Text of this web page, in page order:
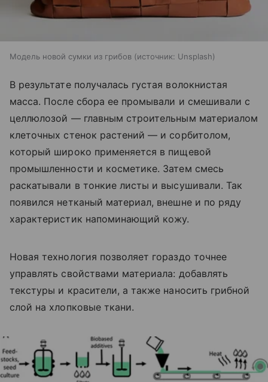
Модель новой сумки из грибов источник: Unsplash
В результате получалась густая волокнистая
масса. После сбора ее промывали и смешивали с
целлюлозой — главным строительным материалом
клеточных стенок растений — и сорбитолом,
который широко применяется в пищевой
промышленности и косметике. Затем смесь
раскатывали в тонкие листы и высушивали. Так
появился нетканый материал, внешне и по ряду
характеристик напоминающий кожу.
Новая технология позволяет гораздо точнее
управлять свойствами материала: добавлять
текстуры и красители, а также наносить грибной
слой на хлопковые ткани.